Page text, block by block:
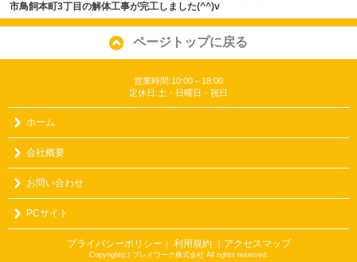
市鳥飼本町3丁目の解体工事が完工しました(^^)v
ページトップに戻る
営業時間:10:00～18:00
定休日:土・日曜日・祝日
ホーム
会社概要
お問い合わせ
PCサイト
プライバシーポリシー 利用規約 ｜アクセスマップ
Copyright(c) プレイワーク株式会社 All rights reserved.